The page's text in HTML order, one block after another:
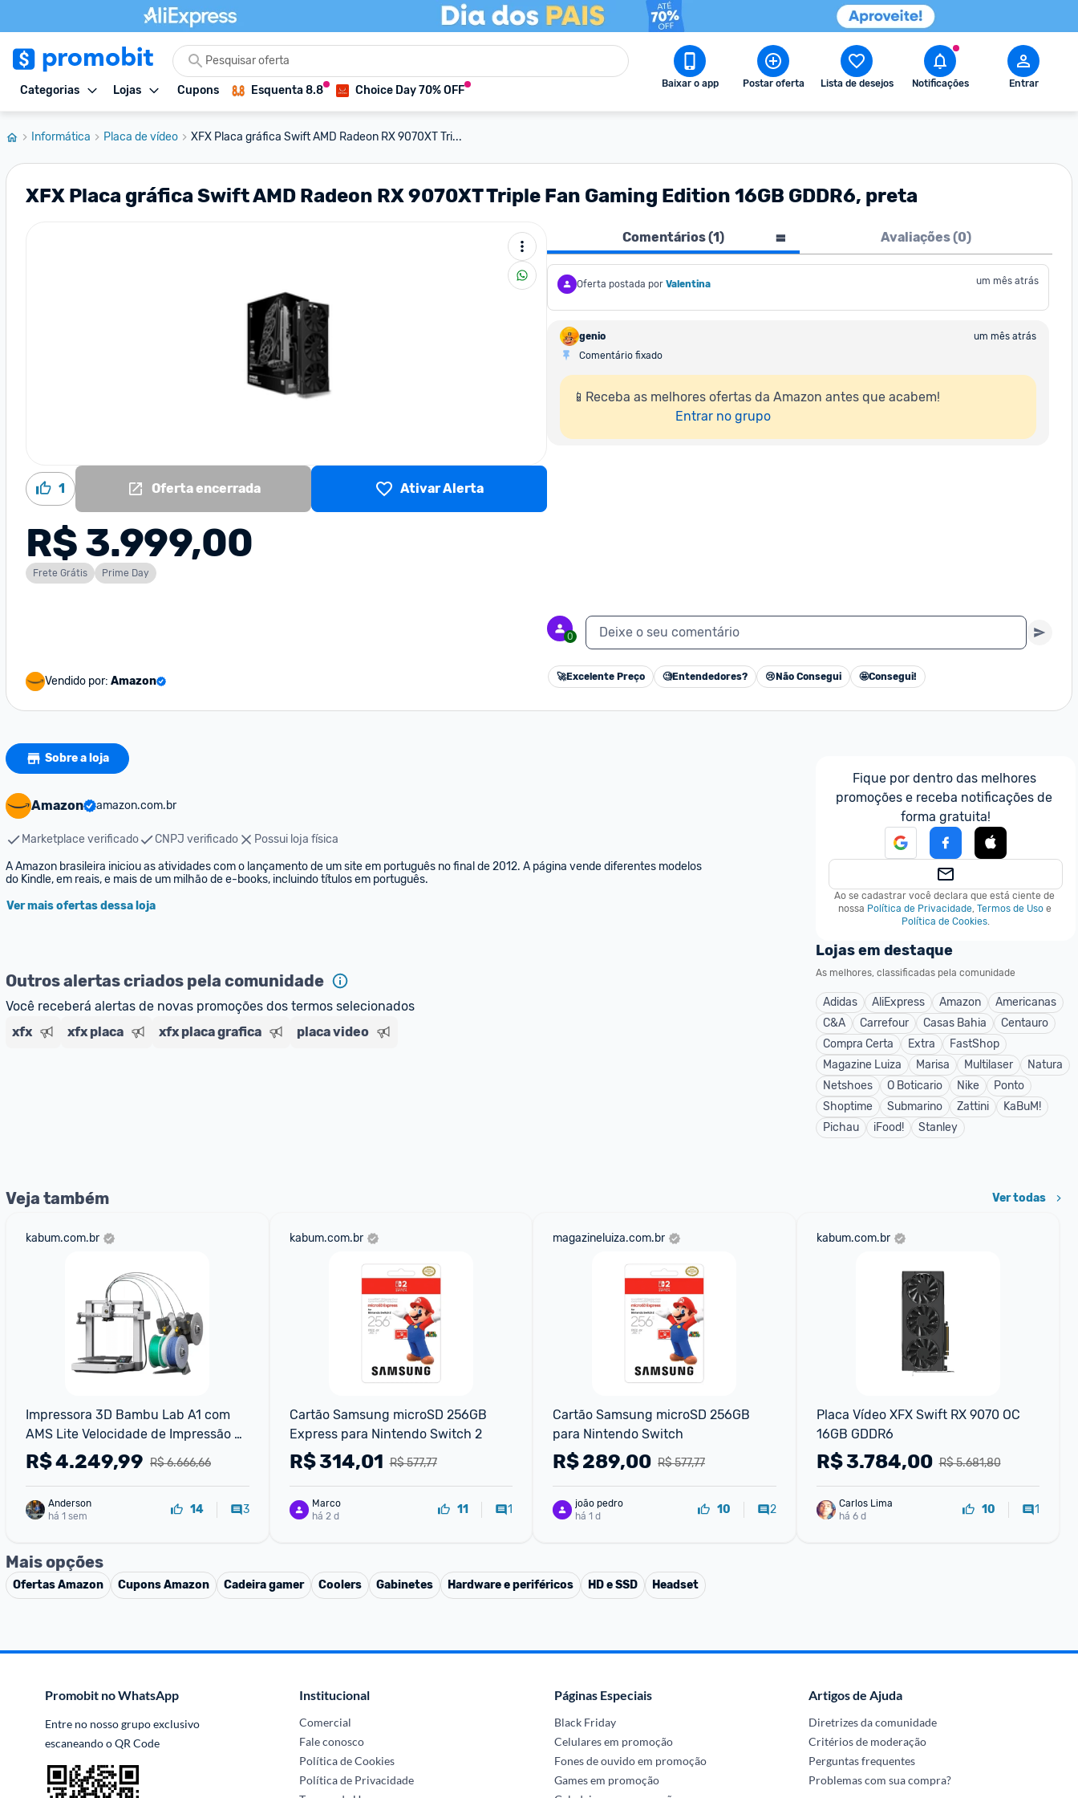
Categorias Lojas Cupons Esquenta 8.8 Choice Day 70% OFF Baixar o app Postar oferta Lista de desejos Notificações Entrar
Informática Placa de vídeo XFX Placa gráfica Swift AMD Radeon RX 9070XT Tri...
XFX Placa gráfica Swift AMD Radeon RX 9070XT Triple Fan Gaming Edition 16GB GDDR6, preta
1 Oferta encerrada Ativar Alerta
R$ 3.999,00
Frete Grátis Prime Day
Vendido por: Amazon
Comentários (1) Avaliações (0)
Oferta postada por Valentina um mês atrás
genio
um mês atrás
Comentário fixado
📱Receba as melhores ofertas da Amazon antes que acabem!
Entrar no grupo
0 Deixe o seu comentário
🚀Excelente Preço 🧐Entendedores? 😢 Não Consegui 🤩Consegui!
Sobre a loja
Amazon amazon.com.br
Marketplace verificado CNPJ verificado
Possui loja física
A Amazon brasileira iniciou as atividades com o lançamento de um site em português no final de 2012. A página vende diferentes modelos
do Kindle, em reais, e mais de um milhão de e-books, incluindo títulos em português.
Ver mais ofertas dessa loja
Outros alertas criados pela comunidade
Você receberá alertas de novas promoções dos termos selecionados
xfx
xfx placa xfx placa grafica placa video
Fique por dentro das melhores
promoções e receba notificações de
forma gratuita!
Ao se cadastrar você declara que está ciente de
nossa Política de Privacidade, Termos de Uso e
Política de Cookies.
Lojas em destaque
As melhores, classificadas pela comunidade
Adidas AliExpress Amazon
Americanas
C&A
Carrefour Casas Bahia
Centauro
Compra Certa
Extra
FastShop
Magazine Luiza
Marisa Multilaser
Natura
Netshoes
O Boticario Nike
Ponto
Shoptime
Submarino Zattini
KaBuM!
Pichau
iFood! Stanley
Veja também Ver todas
kabum.com.br
Impressora 3D Bambu Lab A1 com
AMS Lite Velocidade de Impressão
500mms Wi-Fi Bambu-Bus Bivolt -
PF002-A+SA005-BRA
R$ 6.666,66
R$4.249,99
Anderson
há 1 sem
14 3
kabum.com.br
Cartão Samsung microSD 256GB
Express para Nintendo Switch 2
R$ 577,77
R$314,01
Marco
há 2 d
11 1
magazineluiza.com.br
Cartão Samsung microSD 256GB
para Nintendo Switch
R$ 577,77
R$289,00
joão pedro
há 1 d
10 2
kabum.com.br
Placa Vídeo XFX Swift RX 9070 OC
16GB GDDR6
R$ 5.681,80
R$3.784,00
Carlos Lima
há 6 d
10 1
Mais opções
OfertasAmazon CuponsAmazon Cadeira gamer Coolers Gabinetes Hardware e periféricos HD e SSD Headset
Promobit no WhatsApp
Entre no nosso grupo exclusivo
escaneando o QR Code
Institucional
Comercial
Fale conosco
Política de Cookies
Política de Privacidade
Páginas Especiais
Black Friday
Celulares em promoção
Fones de ouvido em promoção
Games em promoção
Artigos de Ajuda
Diretrizes da comunidade
Critérios de moderação
Perguntas frequentes
Problemas com sua compra?